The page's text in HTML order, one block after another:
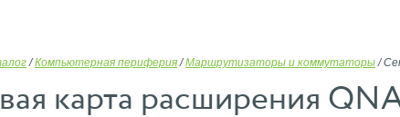
/Компьютерная периферия /Маршрутизаторы и коммутаторы /
карта расширения